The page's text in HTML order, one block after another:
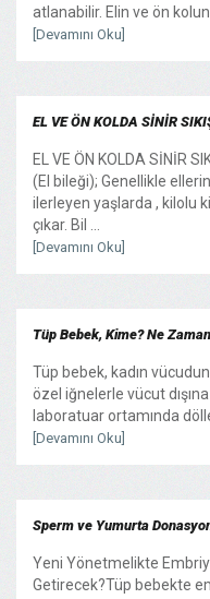
atlanabilir. Elin ve ön kolun
[Devamını Oku]
EL VE ÖN KOLDA SİNİR
EL VE ÖN KOLDA SİNİR
(El bileği); Genellikle
ilerleyen yaşlarda , kilolu
çıkar. Bil ...
[Devamını Oku]
Tüp Bebek, Kime? Ne
Tüp bebek, kadın
özel iğnelerle vücut
laboratuar ortamında
[Devamını Oku]
Sperm ve Yumurta
Yeni Yönetmelikte
Getirecek?Tüp bebekte